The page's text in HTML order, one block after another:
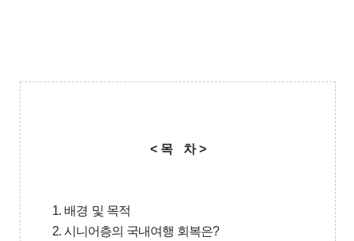
< 목 차 >
1. 배경 및 목적
2. 시니어층의 국내여행 회복은?